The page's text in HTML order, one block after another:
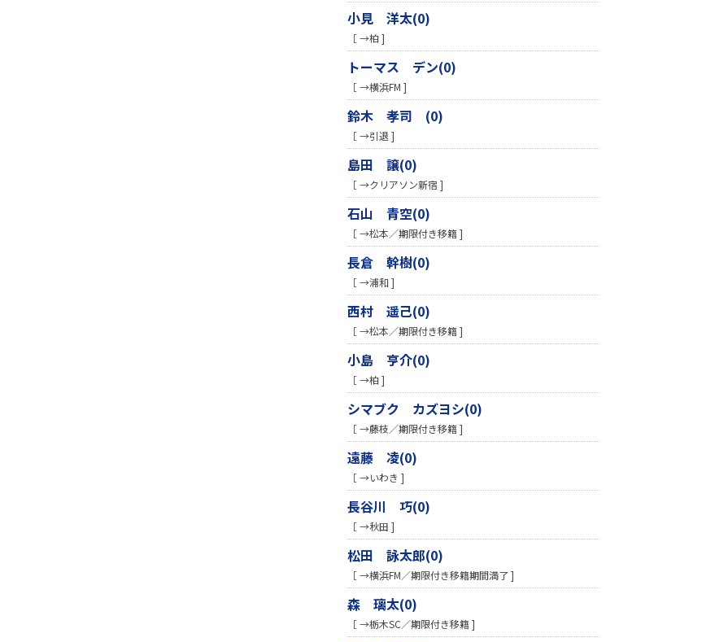
小見 洋太(0)
［ →柏 ]
トーマス デン(0)
［ →横浜FM ]
鈴木 孝司 (0)
［ →引退 ]
島田 譲(0)
［ →クリアソン新宿 ]
石山 青空(0)
［ →松本／期限付き移籍 ]
長倉 幹樹(0)
［ →浦和 ]
西村 遥己(0)
［ →松本／期限付き移籍 ]
小島 亨介(0)
［ →柏 ]
シマブク カズヨシ(0)
［ →藤枝／期限付き移籍 ]
遠藤 凌(0)
［ →いわき ]
長谷川 巧(0)
［ →秋田 ]
松田 詠太郎(0)
［ →横浜FM／期限付き移籍期間満了 ]
森 璃太(0)
［ →栃木SC／期限付き移籍 ]